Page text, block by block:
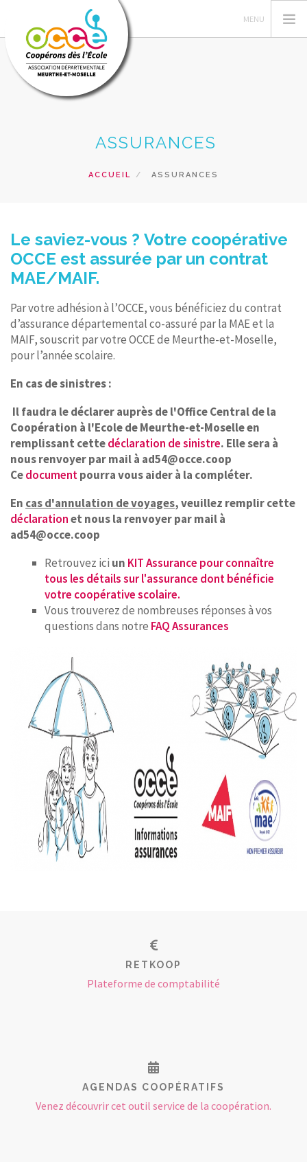
GERER SA COOPERATIVE
ACTUALITES
RECHERCHER
ASSURANCES
ACCUEIL ASSURANCES
Le saviez-vous ? Votre coopérative
OCCE est assurée par un contrat
MAE/MAIF.
Par votre adhésion à l’OCCE, vous bénéficiez du contrat
d’assurance départemental co-assuré par la MAE et la
MAIF, souscrit par votre OCCE de Meurthe-et-Moselle,
pour l’année scolaire.
En cas de sinistres :
Il faudra le déclarer auprès de l'Office Central de la
Coopération à l'Ecole de Meurthe-et-Moselle en
remplissant cettedéclaration de sinistre. Elle sera à
nous renvoyer par mail à ad54@occe.coop
Cedocumentpourra vous aider à la compléter.
En cas d'annulation de voyages, veuillez remplir cette
déclarationet nous la renvoyer par mail à
ad54@occe.coop
Retrouvez ici un KIT Assurance pour connaître
tous les détails sur l'assurance dont bénéficie
votre coopérative scolaire.
Vous trouverez de nombreuses réponses à vos
questions dans notre FAQ Assurances
RETKOOP
Plateforme de comptabilité
AGENDAS COOPÉRATIFS
Venez découvrir cet outil service de la coopération.